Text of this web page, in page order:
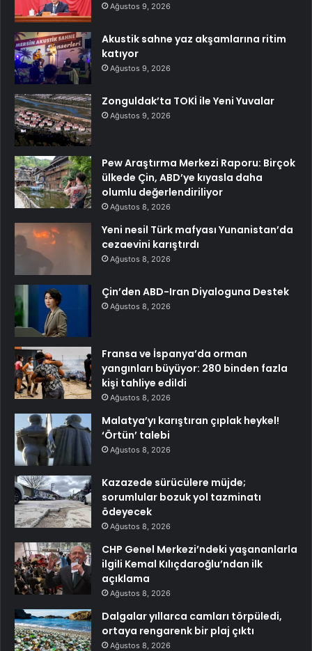
Ağustos 9, 2026
Akustik sahne yaz akşamlarına ritim
katıyor
Ağustos 9, 2026
Zonguldak’ta TOKİ ile Yeni Yuvalar
Ağustos 9, 2026
Pew Araştırma Merkezi Raporu: Birçok
ülkede Çin, ABD’ye kıyasla daha
olumlu değerlendiriliyor
Ağustos 8, 2026
Yeni nesil Türk mafyası Yunanistan’da
cezaevini karıştırdı
Ağustos 8, 2026
Çin’den ABD-Iran Diyaloguna Destek
Ağustos 8, 2026
Fransa ve İspanya’da orman
yangınları büyüyor: 280 binden fazla
kişi tahliye edildi
Ağustos 8, 2026
Malatya’yı karıştıran çıplak heykel!
‘Örtün’ talebi
Ağustos 8, 2026
Kazazede sürücülere müjde;
sorumlular bozuk yol tazminatı
ödeyecek
Ağustos 8, 2026
CHP Genel Merkezi’ndeki yaşananlarla
ilgili Kemal Kılıçdaroğlu’ndan ilk
açıklama
Ağustos 8, 2026
Dalgalar yıllarca camları törpüledi,
ortaya rengarenk bir plaj çıktı
Ağustos 8, 2026